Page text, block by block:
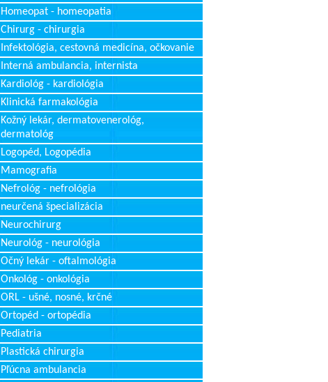
Homeopat - homeopatia
Chirurg - chirurgia
Infektológia, cestovná medicína, očkovanie
Interná ambulancia, internista
Kardiológ - kardiológia
Klinická farmakológia
Kožný lekár, dermatovenerológ,
dermatológ
Logopéd, Logopédia
Mamografia
Nefrológ - nefrológia
neurčená špecializácia
Neurochirurg
Neurológ - neurológia
Očný lekár - oftalmológia
Onkológ - onkológia
ORL - ušné, nosné, krčné
Ortopéd - ortopédia
Pediatria
Plastická chirurgia
Pľúcna ambulancia